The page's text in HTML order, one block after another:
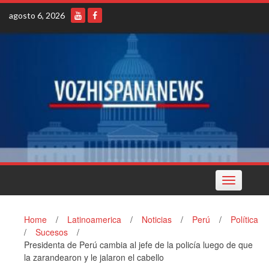
Skip
content
agosto 6, 2026
Toggle
navigation
Home / Latinoamerica / Noticias / Perú /
Política
/
Sucesos
/
Presidenta de Perú cambia al jefe de la policía luego de que
la zarandearon y le jalaron el cabello